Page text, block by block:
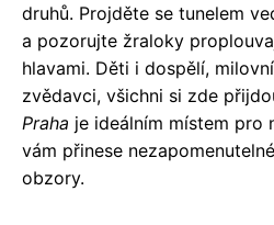
druhů. Projděte se tunelem
a pozorujte žraloky
hlavami. Děti i dospělí,
zvědavci, všichni si zde
Praha je ideálním místem pro
vám přinese
obzory.